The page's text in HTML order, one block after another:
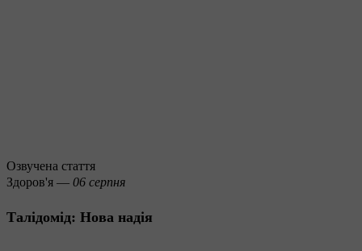
Озвучена стаття
Здоров'я — 06 серпня
Талідомід: Нова надія